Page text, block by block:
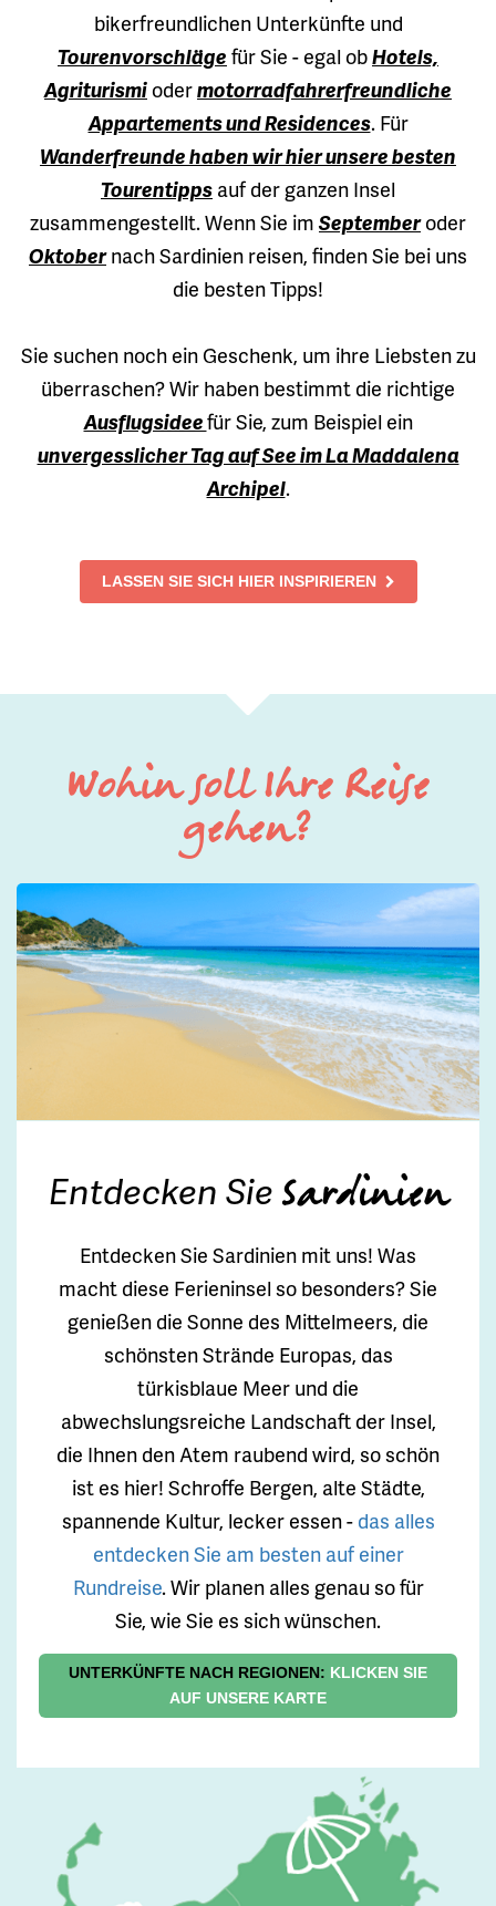
bikerfreundlichen Unterkünfte und
Tourenvorschläge für Sie - egal obHotels,
Agriturismi odermotorradfahrerfreundliche
Appartements und Residences. Für
Wanderfreunde haben wir hier unsere besten
Tourentipps auf der ganzen Insel
zusammengestellt. Wenn Sie im Septemberoder
Oktobernach Sardinien reisen, finden Sie bei uns
die besten Tipps!
Sie suchen noch ein Geschenk, um ihre Liebsten zu
überraschen? Wir haben bestimmt die richtige
Ausflugsideefür Sie, zum Beispiel ein
unvergesslicher Tag auf See im La Maddalena
Archipel.
LASSEN SIE SICH HIER INSPIRIEREN
Wohin soll Ihre Reise
gehen?
Entdecken Sie Sardinien
Entdecken Sie Sardinien mit uns! Was
macht diese Ferieninsel so besonders? Sie
genießen die Sonne des Mittelmeers, die
schönsten Strände Europas, das
türkisblaue Meer und die
abwechslungsreiche Landschaft der Insel,
die Ihnen den Atem raubend wird, so schön
ist es hier! Schroffe Bergen, alte Städte,
spannende Kultur, lecker essen - das alles
entdecken Sie am besten auf einer
Rundreise. Wir planen alles genau so für
Sie, wie Sie es sich wünschen.
UNTERKÜNFTE NACH REGIONEN: KLICKEN SIE
AUF UNSERE KARTE